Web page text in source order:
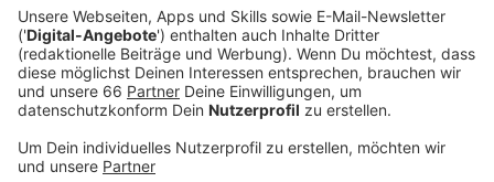
Düsseldorf hat die Feuerwehr auch Arbeit gehabt -
es hat aber bislang keine Verletzen oder größeren
Schäden gegeben. Seit der vergangenen Nacht ist
die Feuerwehr zu 39 Einsätzen ausgerückt.